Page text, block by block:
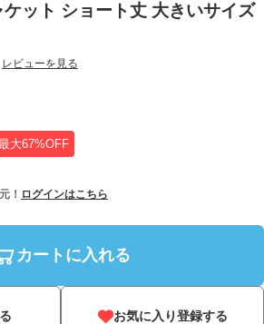
ット ショート丈 大きいサイズ
レビューを見る
大67%OFF
！ ログインはこちら
カートに入れる
お気に入り登録する